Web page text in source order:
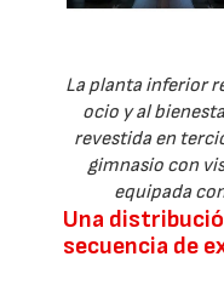
La planta inferior
ocio y al
revestida en
gimnasio con
equipada
Una
secuencia de